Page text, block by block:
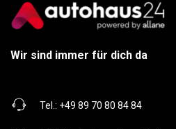
Wir sind immer für dich da
Tel.: +49 89 70 80 84 84